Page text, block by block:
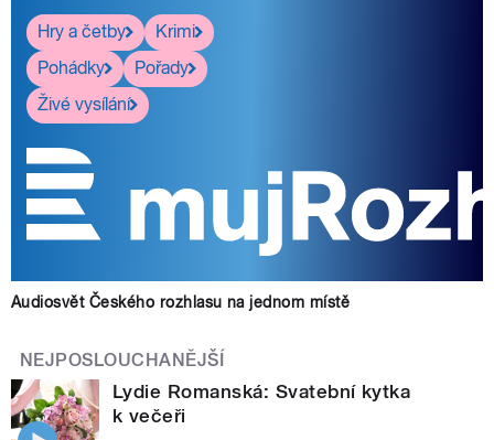
Hry a četby
Krimi
Pohádky
Pořady
Živé vysílání
Audiosvět Českého rozhlasu na jednom místě
NEJPOSLOUCHANĚJŠÍ
Lydie Romanská: Svatební kytka
k večeři